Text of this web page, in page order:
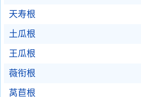
天寿根
土瓜根
王瓜根
薇衔根
莴苣根